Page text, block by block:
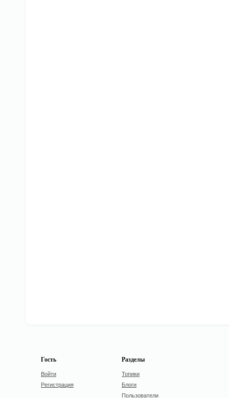
Гость
Войти
Регистрация
Разделы
Топики
Блоги
Пользователи